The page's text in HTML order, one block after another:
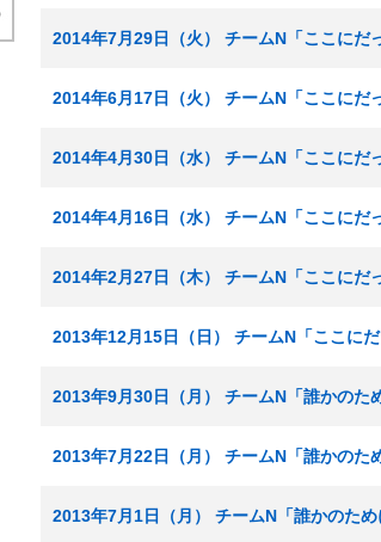
2014年7月29日（火） チームN「ここにだ
2014年6月17日（火） チームN「ここにだ
2014年4月30日（水） チームN「ここにだ
2014年4月16日（水） チームN「ここにだ
2014年2月27日（木） チームN「ここにだ
2013年12月15日（日） チームN「ここに
2013年9月30日（月） チームN「誰かのた
2013年7月22日（月） チームN「誰かのた
2013年7月1日（月） チームN「誰かのた